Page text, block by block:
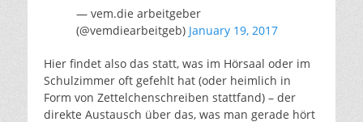
— vem.die arbeitgeber
(@vemdiearbeitgeb) January 19, 2017
Hier findet also das statt, was im Hörsaal oder im
Schulzimmer oft gefehlt hat (oder heimlich in
Form von Zettelchenschreiben stattfand) – der
direkte Austausch über das, was man gerade hört